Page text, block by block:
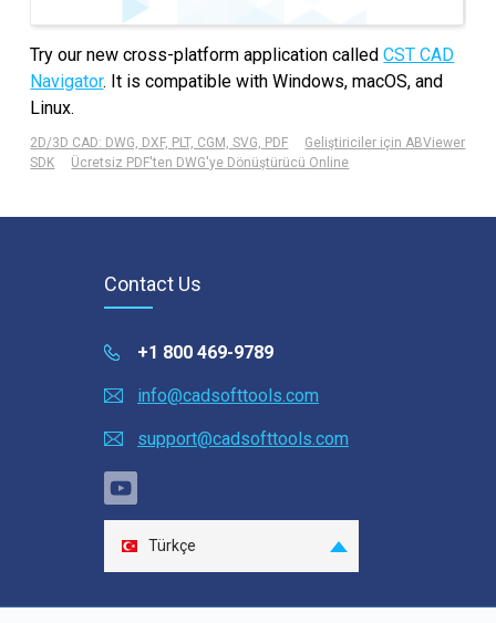
Try our new cross-platform application calledCST CAD
Navigator. It is compatible with Windows, macOS, and
Linux.
2D/3D CAD: DWG, DXF, PLT, CGM, SVG, PDF
Geliştiriciler için ABViewer
SDK
Ücretsiz PDF'ten DWG'ye Dönüştürücü Online
Contact Us
+1 800 469-9789
info@cadsofttools.com
support@cadsofttools.com
Türkçe